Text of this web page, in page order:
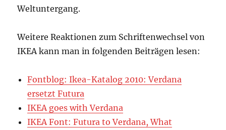
Weltuntergang.
Weitere Reaktionen zum Schriftenwechsel von
IKEA kann man in folgenden Beiträgen lesen:
Fontblog: Ikea-Katalog 2010: Verdana
ersetzt Futura
IKEA goes with Verdana
IKEA Font: Futura to Verdana, What